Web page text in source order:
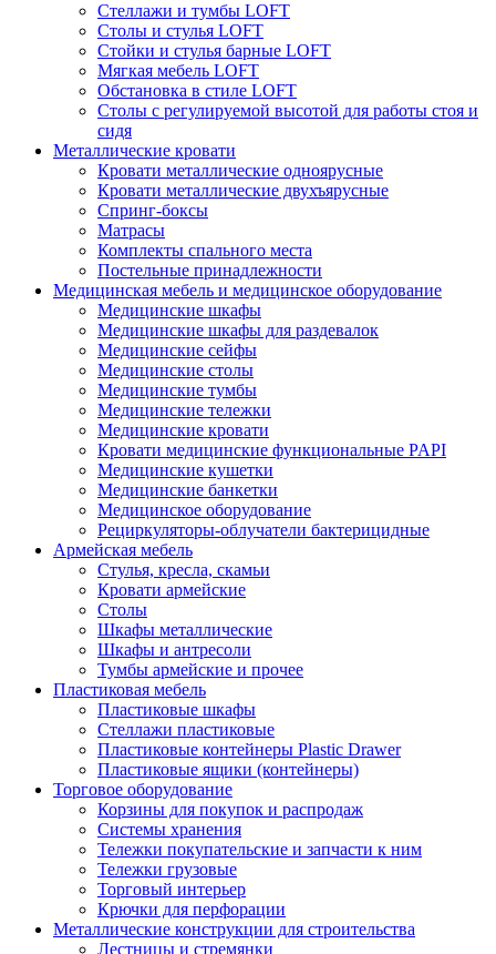
Стеллажи и тумбы LOFT
Столы и стулья LOFT
Стойки и стулья барные LOFT
Мягкая мебель LOFT
Обстановка в стиле LOFT
Столы с регулируемой высотой для работы стоя и
сидя
Металлические кровати
Кровати металлические одноярусные
Кровати металлические двухъярусные
Спринг-боксы
Матрасы
Комплекты спального места
Постельные принадлежности
Медицинская мебель и медицинское оборудование
Медицинские шкафы
Медицинские шкафы для раздевалок
Медицинские сейфы
Медицинские столы
Медицинские тумбы
Медицинские тележки
Медицинские кровати
Кровати медицинские функциональные PAPI
Медицинские кушетки
Медицинские банкетки
Медицинское оборудование
Рециркуляторы-облучатели бактерицидные
Армейская мебель
Стулья, кресла, скамьи
Кровати армейские
Столы
Шкафы металлические
Шкафы и антресоли
Тумбы армейские и прочее
Пластиковая мебель
Пластиковые шкафы
Стеллажи пластиковые
Пластиковые контейнеры Plastic Drawer
Пластиковые ящики (контейнеры)
Торговое оборудование
Корзины для покупок и распродаж
Системы хранения
Тележки покупательские и запчасти к ним
Тележки грузовые
Торговый интерьер
Крючки для перфорации
Металлические конструкции для строительства
Лестницы и стремянки